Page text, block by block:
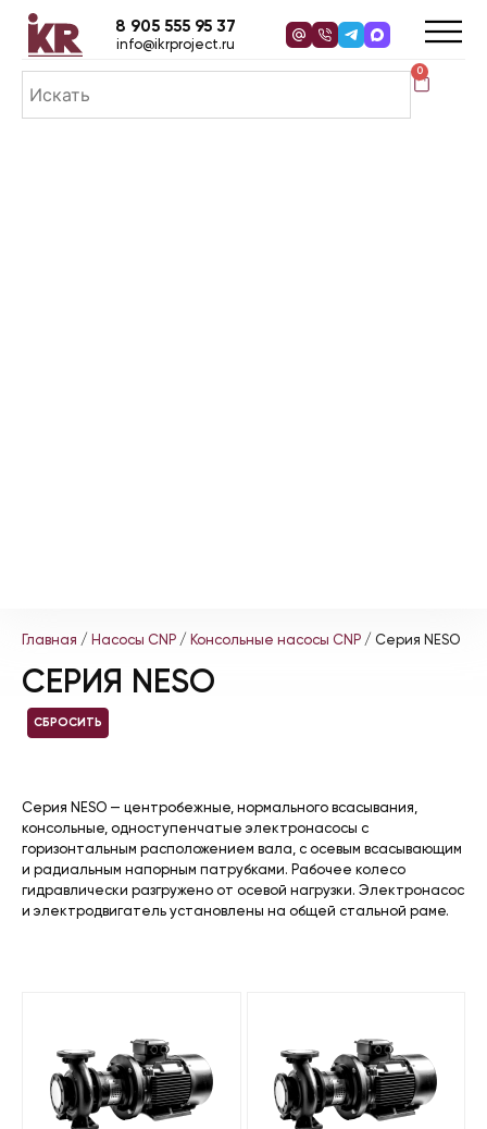
0
8 905 555 95 37
info@ikrproject.ru
Главная / Насосы CNP / Консольные насосы CNP / Серия NESO
СЕРИЯ NESO
СБРОСИТЬ
Серия NESO — центробежные, нормального всасывания,
консольные, одноступенчатые электронасосы с
горизонтальным расположением вала, с осевым всасывающим
и радиальным напорным патрубками. Рабочее колесо
гидравлически разгружено от осевой нагрузки. Электронасос
и электродвигатель установлены на общей стальной раме.